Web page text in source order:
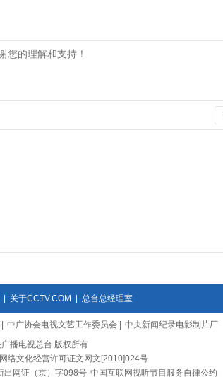
关于CCTV.COM 总台总经理室
中广协会电视文艺工作委员会
中央新闻纪录电影制片厂
播电视总台 版权所有
网络文化经营许可证文网文[2010]024号
出网证（京）字098号 中国互联网视听节目服务自律公约